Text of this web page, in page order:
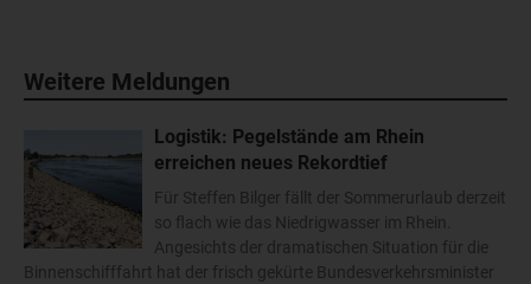
Weitere Meldungen
Logistik: Pegelstände am Rhein
erreichen neues Rekordtief
Für Steffen Bilger fällt der Sommerurlaub derzeit
so flach wie das Niedrigwasser im Rhein.
Angesichts der dramatischen Situation für die
Binnenschifffahrt hat der frisch gekürte Bundesverkehrsminister